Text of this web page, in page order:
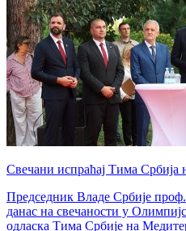
Свечани испраћај Тима Србија
Председник Владе Србије
данас на свечаности у
одласка Тима Србије на